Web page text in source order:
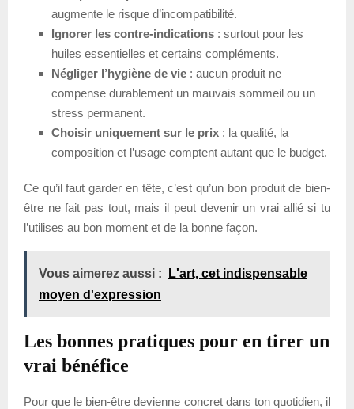
augmente le risque d’incompatibilité.
Ignorer les contre-indications : surtout pour les
huiles essentielles et certains compléments.
Négliger l’hygiène de vie : aucun produit ne
compense durablement un mauvais sommeil ou un
stress permanent.
Choisir uniquement sur le prix : la qualité, la
composition et l’usage comptent autant que le budget.
Ce qu’il faut garder en tête, c’est qu’un bon produit de bien-
être ne fait pas tout, mais il peut devenir un vrai allié si tu
l’utilises au bon moment et de la bonne façon.
Vous aimerez aussi :
L'art, cet indispensable
moyen d'expression
Les bonnes pratiques pour en tirer un
vrai bénéfice
Pour que le bien-être devienne concret dans ton quotidien, il